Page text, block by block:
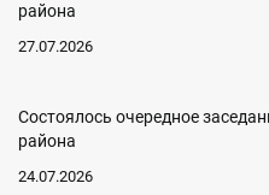
района
27.07.2026
Состоялось очередное
района
24.07.2026